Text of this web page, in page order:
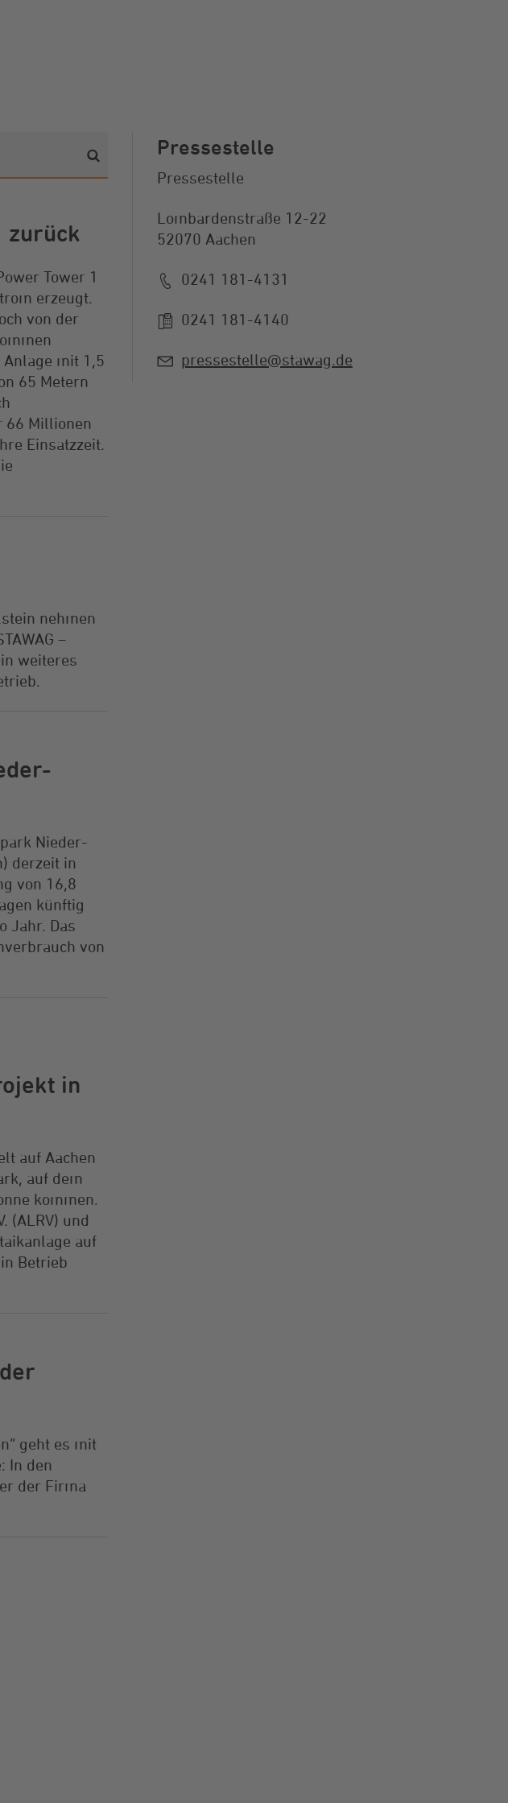
zurück
Tower 1
erzeugt.
von der
mit 1,5
65 Metern
66 Millionen
Einsatzzeit.
nehmen
–
weiteres
Nieder-
derzeit in
von 16,8
künftig
Jahr. Das
von
in
auf Aachen
auf dem
kommen.
(ALRV) und
auf
Betrieb
geht es mit
In den
der Firma
Pressestelle
Pressestelle
Lombardenstraße 12-22
52070 Aachen
0241 181-4131
0241 181-4140
pressestelle@stawag.de